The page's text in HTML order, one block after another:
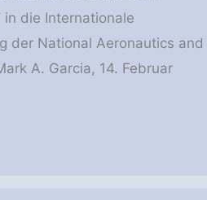
in die Internationale
der National Aeronautics and
A. Garcia, 14. Februar